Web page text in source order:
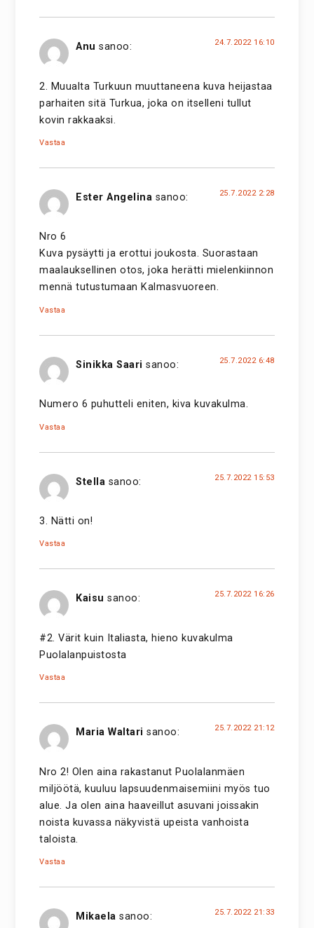
Anu sanoo: 24.7.2022 16:10
2. Muualta Turkuun muuttaneena kuva heijastaa
parhaiten sitä Turkua, joka on itselleni tullut
kovin rakkaaksi.
Vastaa
Ester Angelina sanoo: 25.7.2022 2:28
Nro 6
Kuva pysäytti ja erottui joukosta. Suorastaan
maalauksellinen otos, joka herätti mielenkiinnon
mennä tutustumaan Kalmasvuoreen.
Vastaa
Sinikka Saari sanoo: 25.7.2022 6:48
Numero 6 puhutteli eniten, kiva kuvakulma.
Vastaa
Stella sanoo: 25.7.2022 15:53
3. Nätti on!
Vastaa
Kaisu sanoo: 25.7.2022 16:26
#2. Värit kuin Italiasta, hieno kuvakulma
Puolalanpuistosta
Vastaa
Maria Waltari sanoo: 25.7.2022 21:12
Nro 2! Olen aina rakastanut Puolalanmäen
miljöötä, kuuluu lapsuudenmaisemiini myös tuo
alue. Ja olen aina haaveillut asuvani joissakin
noista kuvassa näkyvistä upeista vanhoista
taloista.
Vastaa
Mikaela sanoo: 25.7.2022 21:33